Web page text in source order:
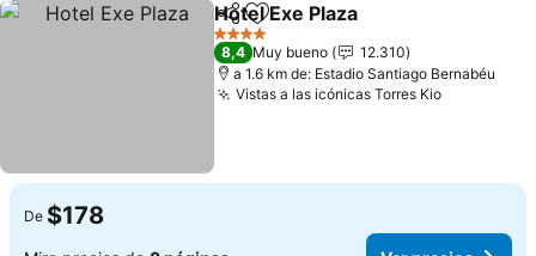
CompartirAgregar a favoritos
Hotel Exe Plaza
4 Estrellas
8,4 Muy bueno
12.310
a 1.6 km de: Estadio Santiago Bernabéu
Vistas a las icónicas Torres KioVer
De $178